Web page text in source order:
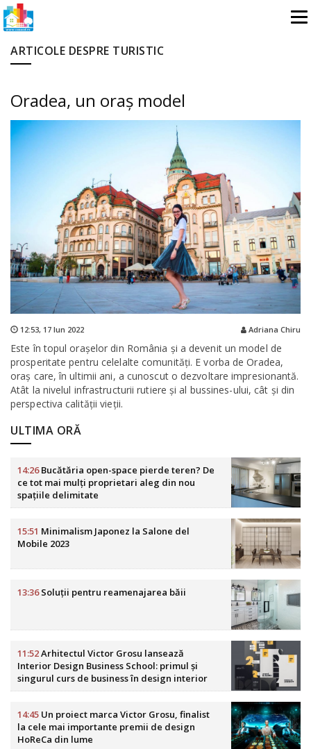
ARTICOLE DESPRE TURISTIC
Oradea, un oraș model
12:53, 17 Iun 2022 Adriana Chiru
Este în topul oraşelor din România şi a devenit un model de
prosperitate pentru celelalte comunităţi. E vorba de Oradea,
oraș care, în ultimii ani, a cunoscut o dezvoltare impresionantă.
Atât la nivelul infrastructurii rutiere şi al bussines-ului, cât şi din
perspectiva calităţii vieţii.
ULTIMA ORĂ
14:26Bucătăria open-space pierde teren? De
ce tot mai mulți proprietari aleg din nou
spațiile delimitate
15:51 Minimalism Japonez la Salone del
Mobile 2023
13:36Soluții pentru reamenajarea băii
11:52Arhitectul Victor Grosu lansează
Interior Design Business School: primul și
singurul curs de business în design interior
din România
14:45 Un proiect marca Victor Grosu, finalist
la cele mai importante premii de design
HoReCa din lume